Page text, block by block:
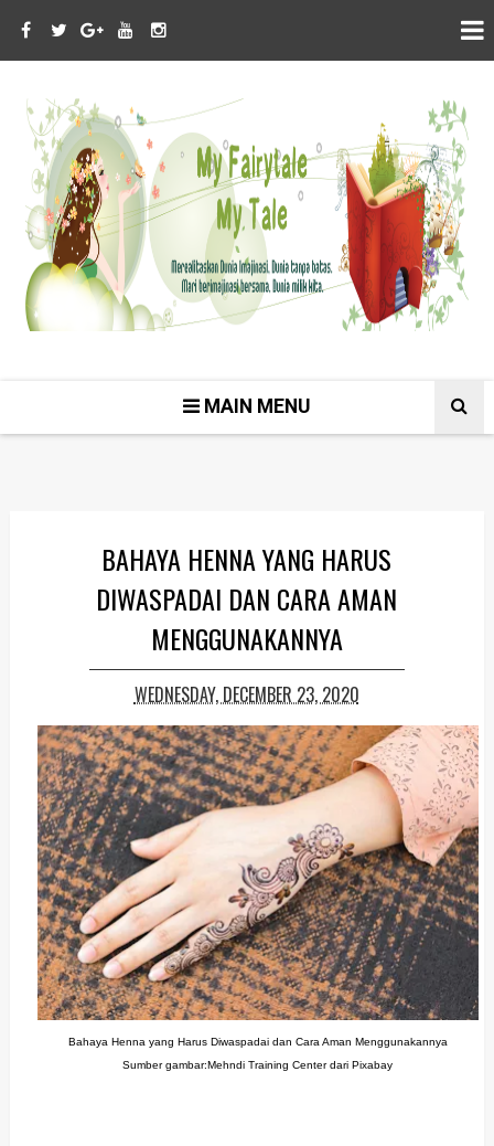
MAIN MENU
BAHAYA HENNA YANG HARUS
DIWASPADAI DAN CARA AMAN
MENGGUNAKANNYA
WEDNESDAY, DECEMBER 23, 2020
Bahaya Henna yang Harus Diwaspadai dan Cara Aman Menggunakannya
Sumber gambar:Mehndi Training Center dari Pixabay